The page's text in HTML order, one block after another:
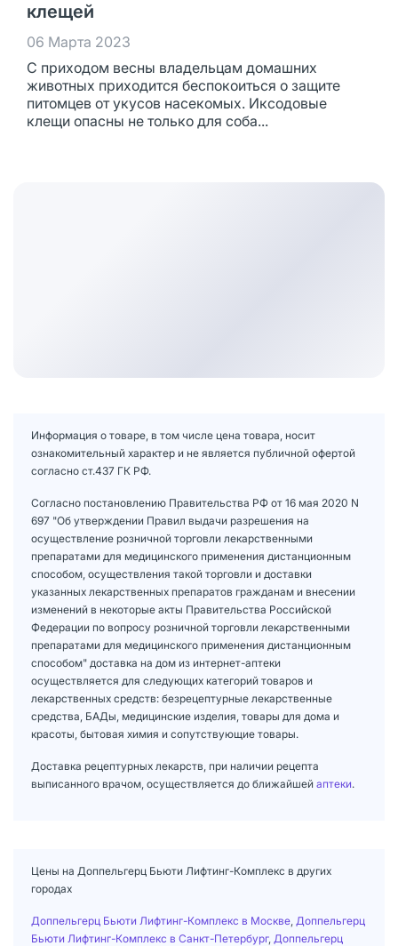
клещей
06 Марта 2023
С приходом весны владельцам домашних
животных приходится беспокоиться о защите
питомцев от укусов насекомых. Иксодовые
клещи опасны не только для соба...
Информация о товаре, в том числе цена товара, носит
ознакомительный характер и не является публичной офертой
согласно ст.437 ГК РФ.
Согласно постановлению Правительства РФ от 16 мая 2020 N
697 "Об утверждении Правил выдачи разрешения на
осуществление розничной торговли лекарственными
препаратами для медицинского применения дистанционным
способом, осуществления такой торговли и доставки
указанных лекарственных препаратов гражданам и внесении
изменений в некоторые акты Правительства Российской
Федерации по вопросу розничной торговли лекарственными
препаратами для медицинского применения дистанционным
способом" доставка на дом из интернет-аптеки
осуществляется для следующих категорий товаров и
лекарственных средств: безрецептурные лекарственные
средства, БАДы, медицинские изделия, товары для дома и
красоты, бытовая химия и сопутствующие товары.
Доставка рецептурных лекарств, при наличии рецепта
выписанного врачом, осуществляется до ближайшей аптеки.
Цены на Доппельгерц Бьюти Лифтинг-Комплекс в других
городах
Доппельгерц Бьюти Лифтинг-Комплекс в Москве Доппельгерц
Бьюти Лифтинг-Комплекс в Санкт-Петербург, Доппельгерц